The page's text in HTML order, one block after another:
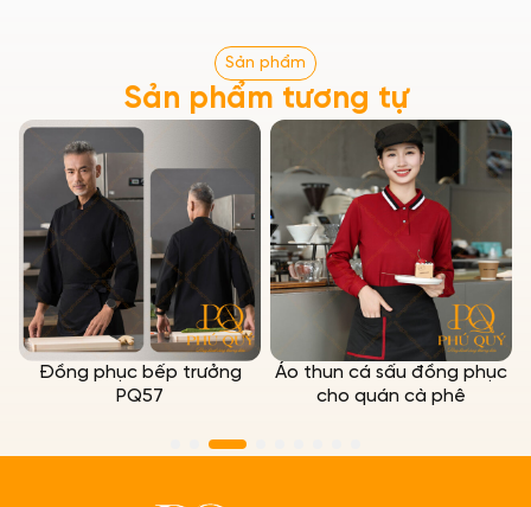
Sản phẩm
Sản phẩm tương tự
Đồng phục bếp trưởng
PQ57
Áo thun cá sấu đồng phục
cho quán cà phê